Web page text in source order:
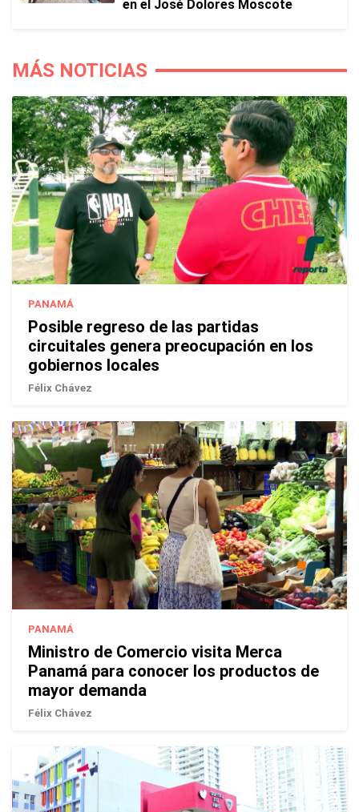
en el José Dolores Moscote
MÁS NOTICIAS
PANAMÁ
Posible regreso de las partidas
circuitales genera preocupación en los
gobiernos locales
Félix Chávez
PANAMÁ
Ministro de Comercio visita Merca
Panamá para conocer los productos de
mayor demanda
Félix Chávez